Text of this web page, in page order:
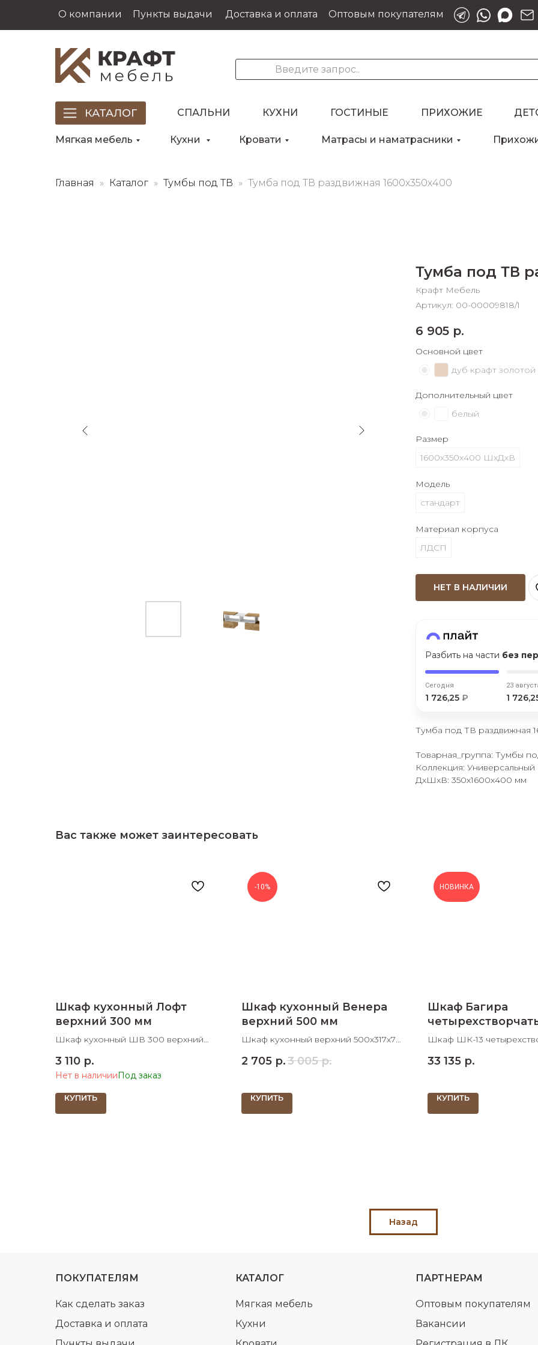
О компании Доставка и оплата Оптовым покупателям
Пункты выдачи
СПАЛЬНИ КУХНИ ГОСТИНЫЕ ПРИХОЖИЕ
Кровати
Кухни
Мягкая мебель Матрасы и наматрасники
Главная Каталог Тумбы под ТВ Тумба под ТВ раздвижная 1600х350х400
Тумба под ТВ
Крафт Мебель
Артикул: 00-00009818/1
6 905 р.
Основной цвет
дуб крафт золотой
Дополнительный цвет
белый
Размер
1600х350х400 ШхДхВ
Модель
стандарт
Материал корпуса
ЛДСП
НЕТ В НАЛИЧИИ
Разбить на части без
Сегодня
1 726,25 ₽
23
1
Для клиентов всех банков
% картой любого банка
выбранный способом
списываться
об оплате Плайтом
раз в 2 недели
Остались вопросы?
plait.ru
Тумба под ТВ раздвижная
Товарная_группа: Тумбы
Коллекция: Универсальный
ДxШxВ: 350x1600x400 мм
Вас также может заинтересовать
Шкаф кухонный Лофт
верхний 300 мм
Шкаф кухонный ШВ 300 верхний
3 110 р.
Нет в наличии
КУПИТЬ
-10%
Шкаф кухонный Венера
верхний 500 мм
Шкаф кухонный верхний 500х317х716
2 705 р.3 005 р.
КУПИТЬ
НОВИНКА
Шкаф Багира
2002х510х2348
Шкаф ШК-13
33 135 р.
КУПИТЬ
Назад
ПАРТНЕРАМ
Оптовым покупателям
Вакансии
КАТАЛОГ
Кухни
Мягкая мебель
ПОКУПАТЕЛЯМ
Доставка и оплата
Как сделать заказ